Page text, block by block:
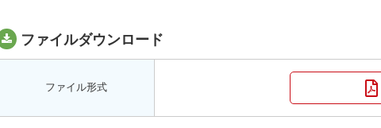
ファイルダウンロード
ファイル形式